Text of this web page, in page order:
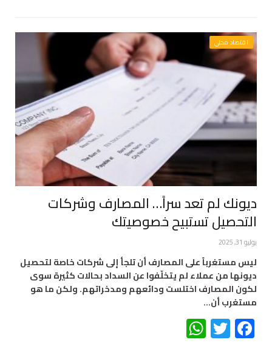
اقتصاد محلي
ديونك لم تعد سراً… المصارف وشركات
التحصيل تستبيح خصوصيتك
يوليو 31, 2025
ليس مستغرباً على المصارف أن تلجأ إلى شركات خاصة لتحصيل
ديونها من عملاء لم يتخلّفوا عن السداد بحالات كثيرة سوى
لكون المصارف اختلست ودائعهم ومدخراتهم. ولكن ما هو
مستغرب أن…
Facebook
Twitter